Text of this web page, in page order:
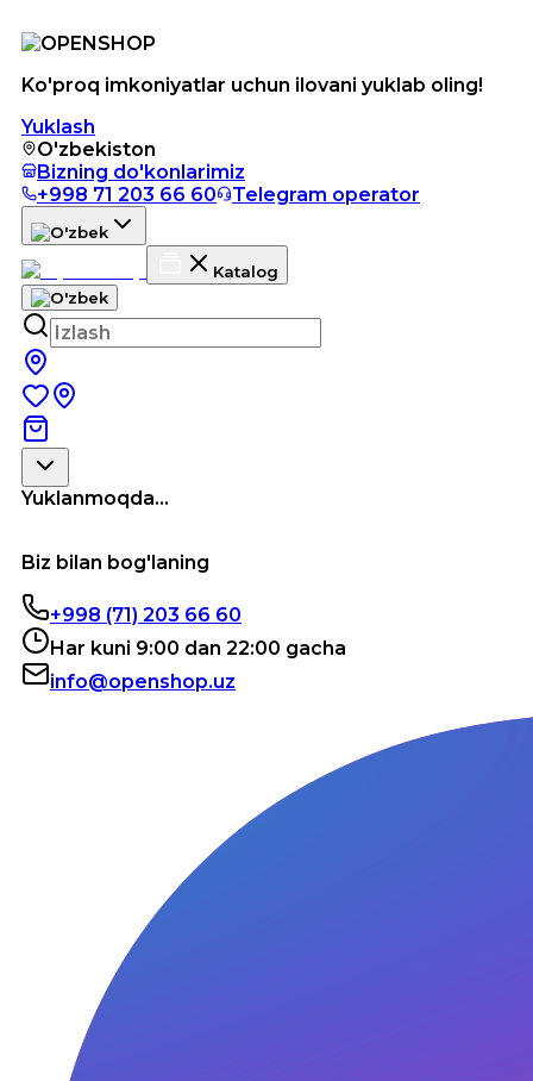
Ko'proq imkoniyatlar uchun ilovani yuklab oling!
Yuklash
O'zbekiston
Bizning do'konlarimiz
+998 71 203 66 60
Telegram operator
Katalog
Yuklanmoqda...
Biz bilan bog'laning
+998 (71) 203 66 60
Har kuni 9:00 dan 22:00 gacha
info@openshop.uz